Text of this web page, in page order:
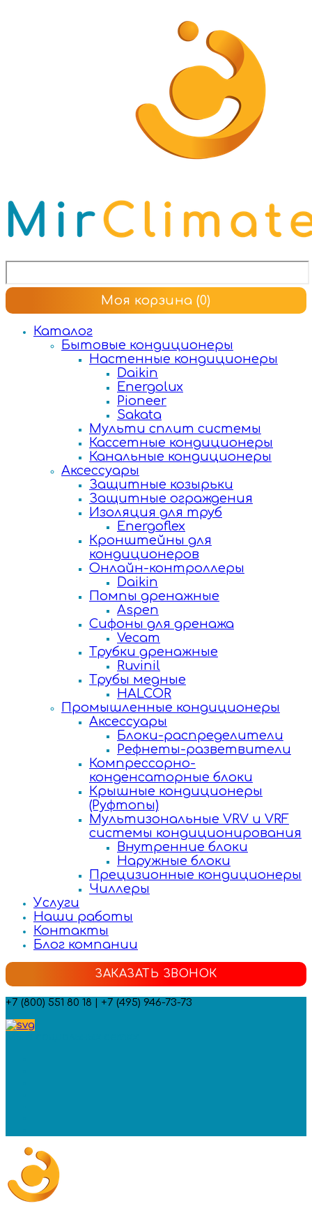
Моя корзина (0)
Каталог
Бытовые кондиционеры
Настенные кондиционеры
Daikin
Energolux
Pioneer
Sakata
Мульти сплит системы
Кассетные кондиционеры
Канальные кондиционеры
Аксессуары
Защитные козырьки
Защитные ограждения
Изоляция для труб
Energoflex
Кронштейны для
кондиционеров
Онлайн-контроллеры
Daikin
Помпы дренажные
Aspen
Сифоны для дренажа
Vecam
Трубки дренажные
Ruvinil
Трубы медные
HALCOR
Промышленные кондиционеры
Аксессуары
Блоки-распределители
Рефнеты-разветвители
Компрессорно-
конденсаторные блоки
Крышные кондиционеры
(Руфтопы)
Мультизональные VRV и VRF
системы кондиционирования
Внутренние блоки
Наружные блоки
Прецизионные кондиционеры
Чиллеры
Услуги
Наши работы
Контакты
Блог компании
ЗАКАЗАТЬ ЗВОНОК
+7 (800) 551 80 18 | +7 (495) 946-73-73